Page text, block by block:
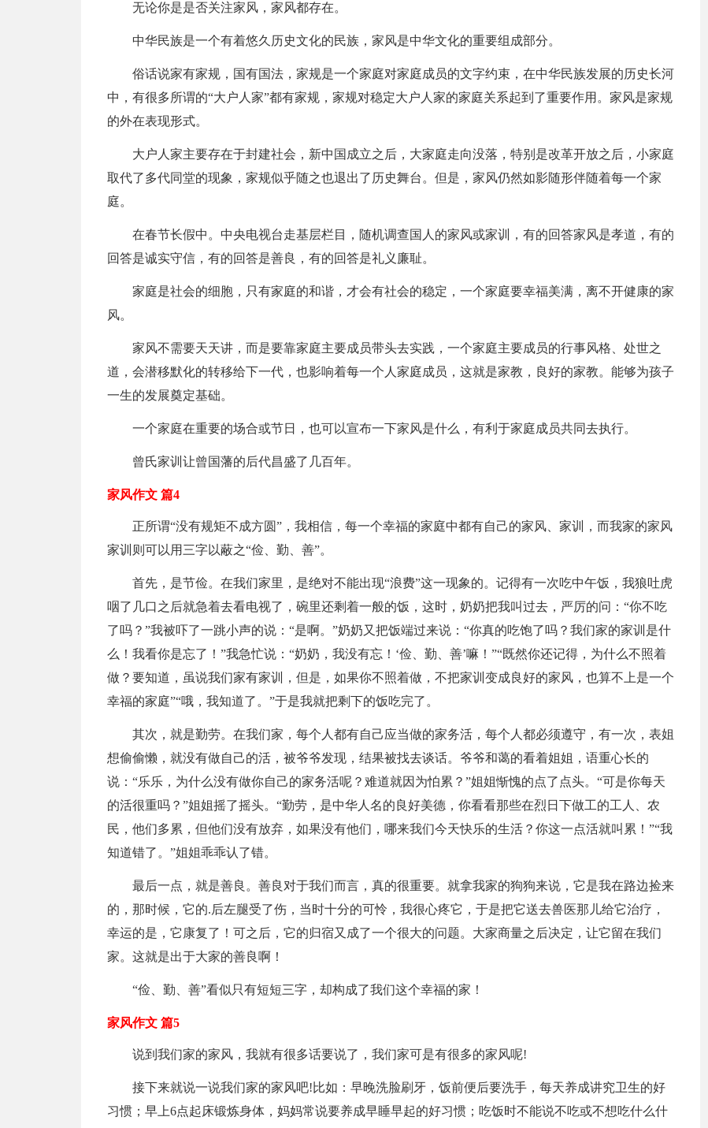
无论你是是否关注家风，家风都存在。
中华民族是一个有着悠久历史文化的民族，家风是中华文化的重要组成部分。
俗话说家有家规，国有国法，家规是一个家庭对家庭成员的文字约束，在中华民族发展的历史长河
中，有很多所谓的“大户人家”都有家规，家规对稳定大户人家的家庭关系起到了重要作用。家风是家规
的外在表现形式。
大户人家主要存在于封建社会，新中国成立之后，大家庭走向没落，特别是改革开放之后，小家庭
取代了多代同堂的现象，家规似乎随之也退出了历史舞台。但是，家风仍然如影随形伴随着每一个家
庭。
在春节长假中。中央电视台走基层栏目，随机调查国人的家风或家训，有的回答家风是孝道，有的
回答是诚实守信，有的回答是善良，有的回答是礼义廉耻。
家庭是社会的细胞，只有家庭的和谐，才会有社会的稳定，一个家庭要幸福美满，离不开健康的家
风。
家风不需要天天讲，而是要靠家庭主要成员带头去实践，一个家庭主要成员的行事风格、处世之
道，会潜移默化的转移给下一代，也影响着每一个人家庭成员，这就是家教，良好的家教。能够为孩子
一生的发展奠定基础。
一个家庭在重要的场合或节日，也可以宣布一下家风是什么，有利于家庭成员共同去执行。
曾氏家训让曾国藩的后代昌盛了几百年。
家风作文 篇4
正所谓“没有规矩不成方圆”，我相信，每一个幸福的家庭中都有自己的家风、家训，而我家的家风
家训则可以用三字以蔽之“俭、勤、善”。
首先，是节俭。在我们家里，是绝对不能出现“浪费”这一现象的。记得有一次吃中午饭，我狼吐虎
咽了几口之后就急着去看电视了，碗里还剩着一般的饭，这时，奶奶把我叫过去，严厉的问：“你不吃
了吗？”我被吓了一跳小声的说：“是啊。”奶奶又把饭端过来说：“你真的吃饱了吗？我们家的家训是什
么！我看你是忘了！”我急忙说：“奶奶，我没有忘！‘俭、勤、善’嘛！”“既然你还记得，为什么不照着
做？要知道，虽说我们家有家训，但是，如果你不照着做，不把家训变成良好的家风，也算不上是一个
幸福的家庭”“哦，我知道了。”于是我就把剩下的饭吃完了。
其次，就是勤劳。在我们家，每个人都有自己应当做的家务活，每个人都必须遵守，有一次，表姐
想偷偷懒，就没有做自己的活，被爷爷发现，结果被找去谈话。爷爷和蔼的看着姐姐，语重心长的
说：“乐乐，为什么没有做你自己的家务活呢？难道就因为怕累？”姐姐惭愧的点了点头。“可是你每天
的活很重吗？”姐姐摇了摇头。“勤劳，是中华人名的良好美德，你看看那些在烈日下做工的工人、农
民，他们多累，但他们没有放弃，如果没有他们，哪来我们今天快乐的生活？你这一点活就叫累！”“我
知道错了。”姐姐乖乖认了错。
最后一点，就是善良。善良对于我们而言，真的很重要。就拿我家的狗狗来说，它是我在路边捡来
的，那时候，它的.后左腿受了伤，当时十分的可怜，我很心疼它，于是把它送去兽医那儿给它治疗，
幸运的是，它康复了！可之后，它的归宿又成了一个很大的问题。大家商量之后决定，让它留在我们
家。这就是出于大家的善良啊！
“俭、勤、善”看似只有短短三字，却构成了我们这个幸福的家！
家风作文 篇5
说到我们家的家风，我就有很多话要说了，我们家可是有很多的家风呢!
接下来就说一说我们家的家风吧!比如：早晚洗脸刷牙，饭前便后要洗手，每天养成讲究卫生的好
习惯；早上6点起床锻炼身体，妈妈常说要养成早睡早起的好习惯；吃饭时不能说不吃或不想吃什么什